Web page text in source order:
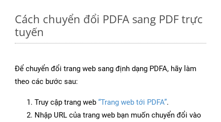
Cách chuyển đổi PDFA sang PDF trực
tuyến
Để chuyển đổi trang web sang định dạng PDFA, hãy làm
theo các bước sau:
Truy cập trang web “Trang web tới PDFA”.
Nhập URL của trang web bạn muốn chuyển đổi vào